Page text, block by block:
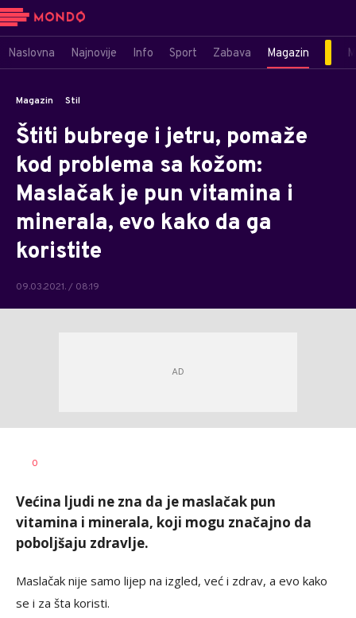
Naslovna Najnovije Info Sport Zabava Magazin
Magazin Stil
Štiti bubrege i jetru, pomaže
kod problema sa kožom:
Maslačak je pun vitamina i
minerala, evo kako da ga
koristite
09.03.2021. / 08:19
AUTOR
0
Većina ljudi ne zna da je maslačak pun
vitamina i minerala, koji mogu značajno da
poboljšaju zdravlje.
Maslačak nije samo lijep na izgled, već i zdrav, a evo kako
se i za šta koristi.